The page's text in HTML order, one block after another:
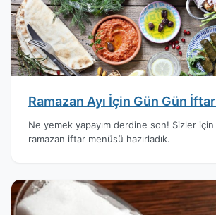
Ramazan Ayı İçin Gün Gün
Ne yemek yapayım derdine son! Sizler
ramazan iftar menüsü hazırladık.